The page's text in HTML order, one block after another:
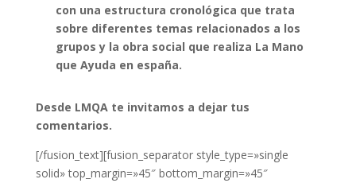
con una estructura cronológica que trata
sobre diferentes temas relacionados a los
grupos y la obra social que realiza La Mano
que Ayuda en españa.
Desde LMQA te invitamos a dejar tus
comentarios.
[/fusion_text][fusion_separator style_type=»single
solid» top_margin=»45″ bottom_margin=»45″